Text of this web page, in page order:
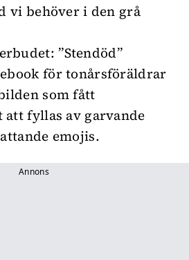
vi behöver i den grå
”Stendöd”
för tonårsföräldrar
som fått
fyllas av garvande
emojis.
Annons